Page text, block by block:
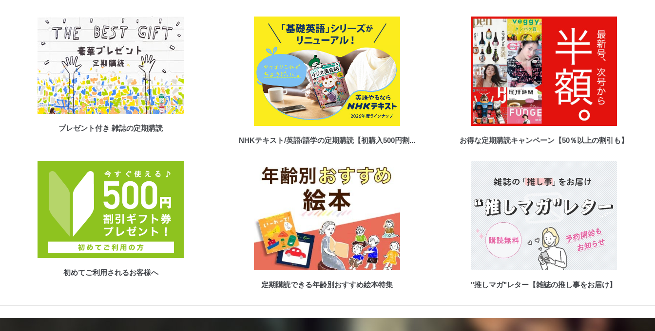
プレゼント付き 雑誌の定期購読
NHKテキスト/英語/語学の定期購読【初購入500円割...
お得な定期購読キャンペーン【50％以上の割引も】
初めてご利用されるお客様へ
定期購読できる年齢別おすすめ絵本特集
"推しマガ"レター【雑誌の推し事をお届け】